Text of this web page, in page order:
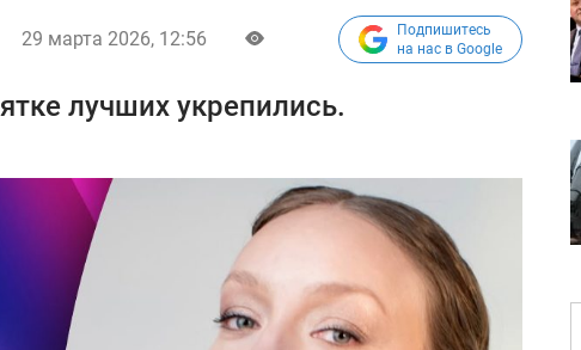
29 марта 2026, 12:56
Подпишитесь
на нас в Google
лучших укрепились.